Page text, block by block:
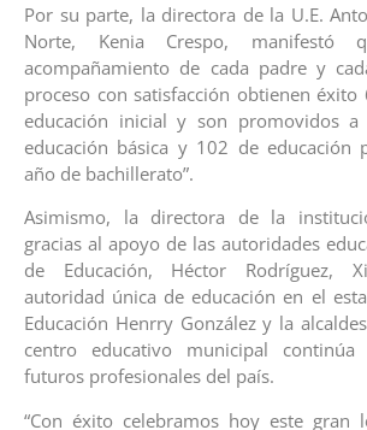
Por su parte, la directora de la U.E.
Norte, Kenia Crespo, manifestó
acompañamiento de cada padre y
proceso con satisfacción obtienen éxito
educación inicial y son promovidos
educación básica y 102 de educación
año de bachillerato”.
Asimismo, la directora de la
gracias al apoyo de las autoridades
de Educación, Héctor Rodríguez,
autoridad única de educación en el
Educación Henrry González y la
centro educativo municipal
futuros profesionales del país.
“Con éxito celebramos hoy este gran